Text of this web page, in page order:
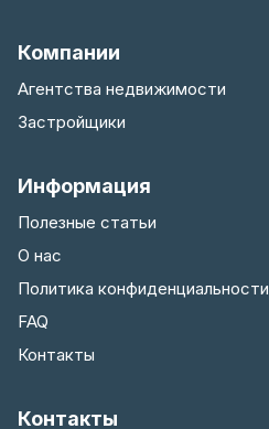
Компании
Агентства недвижимости
Застройщики
Информация
Полезные статьи
О нас
Политика конфиденциальности
FAQ
Контакты
Контакты